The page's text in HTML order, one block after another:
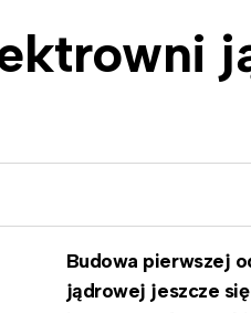
Budowa pierwszej
jądrowej jeszcze